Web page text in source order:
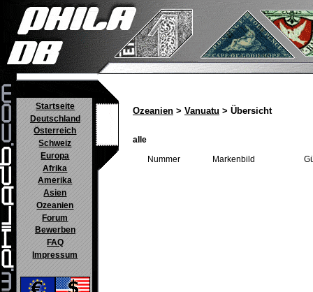
Startseite
Deutschland
Österreich
Schweiz
Europa
Afrika
Amerika
Asien
Ozeanien
Forum
Bewerben
FAQ
Impressum
Ozeanien > Vanuatu > Übersicht
alle
Nummer Markenbild